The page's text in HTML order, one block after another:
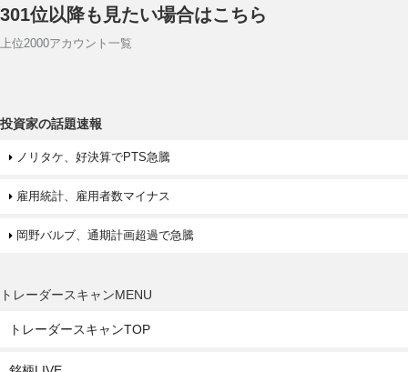
301位以降も見たい場合はこちら
上位2000アカウント一覧
投資家の話題速報
ノリタケ、好決算でPTS急騰
雇用統計、雇用者数マイナス
岡野バルブ、通期計画超過で急騰
トレーダースキャンMENU
トレーダースキャンTOP